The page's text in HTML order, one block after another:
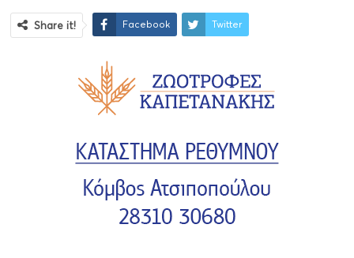
Share it! Facebook Twitter